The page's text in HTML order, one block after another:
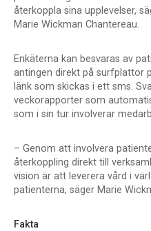
återkoppla sina upplevelser,
Marie Wickman Chantereau.
Enkäterna kan besvaras av
antingen direkt på surfplattor
länk som skickas i ett sms.
veckorapporter som
som i sin tur involverar
– Genom att involvera
återkoppling direkt till
vision är att leverera vård i
patienterna, säger Marie
Fakta